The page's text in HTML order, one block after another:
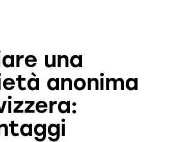
una
anonima